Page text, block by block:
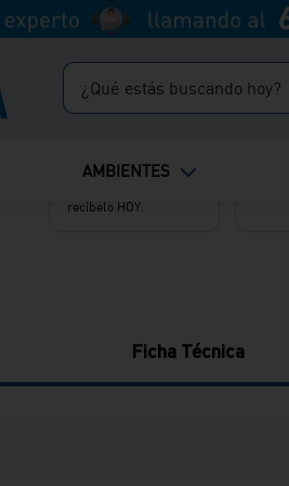
¿Qué estás buscando hoy?
AMBIENTES
Realiza tu pedido
recíbelo HOY.
Ficha Técnica